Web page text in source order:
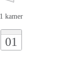
1 kamer
01